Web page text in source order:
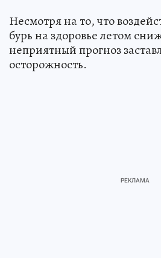
Несмотря на то, что
бурь на здоровье летом
неприятный прогноз
осторожность.